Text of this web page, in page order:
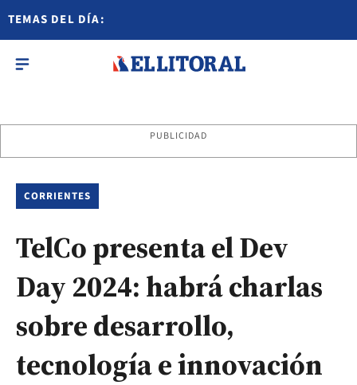
TEMAS DEL DÍA:
PUBLICIDAD
CORRIENTES
TelCo presenta el Dev
Day 2024: habrá charlas
sobre desarrollo,
tecnología e innovación